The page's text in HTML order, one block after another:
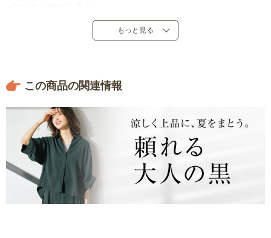
もっと見る
この商品の関連情報